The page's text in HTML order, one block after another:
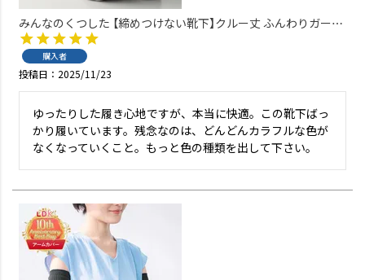
みんなのくつした 【締めつけない靴下】クルー丈 ふんわりガーゼ
オーガニックコットン混 レディース 90360001
購入者
投稿日 2025/11/23
ゆったりした履き心地ですが、本当に快適。この靴下ばっ
かり履いています。残念なのは、どんどんカラフルな色が
なくなっていくこと。もっと色の種類を出して下さい。